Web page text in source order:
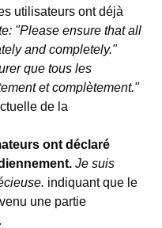
utilisateurs ont déjà
"Please ensure that all
and completely."
que tous les
et complètement."
de la
ont déclaré
Je suis
indiquant que le
une partie